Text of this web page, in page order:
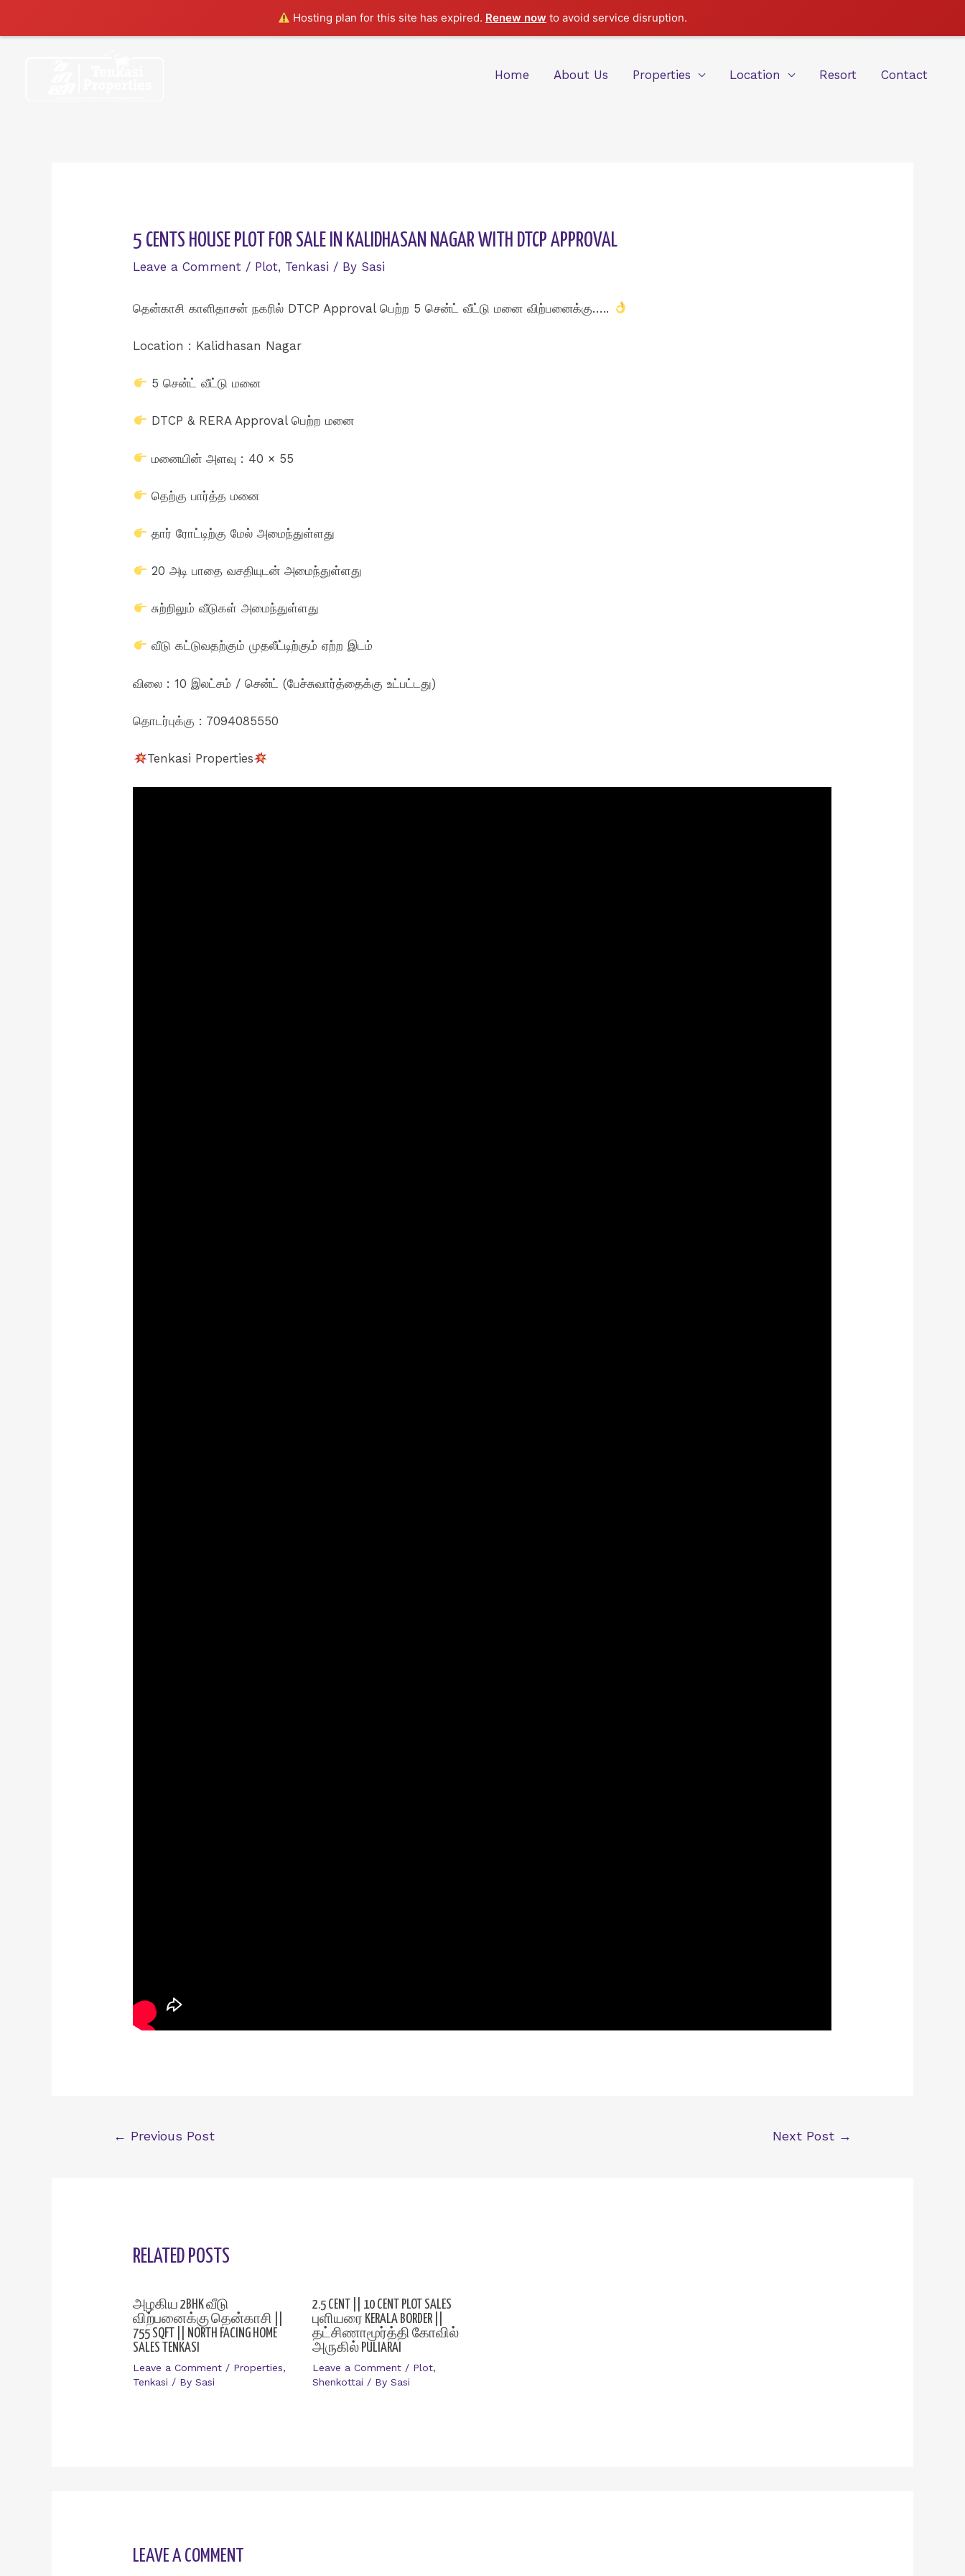
Hosting plan for this site has expired. Renew now to avoid service disruption.
Home About Us Properties Location Resort Contact
5 CENTS HOUSE PLOT FOR SALE IN KALIDHASAN NAGAR WITH DTCP APPROVAL
Leave a Comment / Plot, Tenkasi / By Sasi
தென்காசி காளிதாசன் நகரில் DTCP Approval பெற்ற 5 சென்ட் வீட்டு மனை விற்பனைக்கு…..
Location : Kalidhasan Nagar
5 சென்ட் வீட்டு மனை
DTCP & RERA Approval பெற்ற மனை
மனையின் அளவு : 40 × 55
தெற்கு பார்த்த மனை
தார் ரோட்டிற்கு மேல் அமைந்துள்ளது
20 அடி பாதை வசதியுடன் அமைந்துள்ளது
சுற்றிலும் வீடுகள் அமைந்துள்ளது
வீடு கட்டுவதற்கும் முதலீட்டிற்கும் ஏற்ற இடம்
விலை : 10 இலட்சம் / சென்ட் (பேச்சுவார்த்தைக்கு உட்பட்டது)
தொடர்புக்கு : 7094085550
Tenkasi Properties
← Previous Post Next Post →
RELATED POSTS
அழகிய 2BHK வீடு
விற்பனைக்கு தென்காசி ||
755 SQFT || NORTH FACING HOME
SALES TENKASI
Leave a Comment / Properties,
Tenkasi / BySasi
2.5 CENT || 10 CENT PLOT SALES
புளியரை KERALA BORDER ||
தட்சிணாமூர்த்தி கோவில்
அருகில் PULIARAI
Leave a Comment / Plot,
Shenkottai / By Sasi
LEAVE A COMMENT